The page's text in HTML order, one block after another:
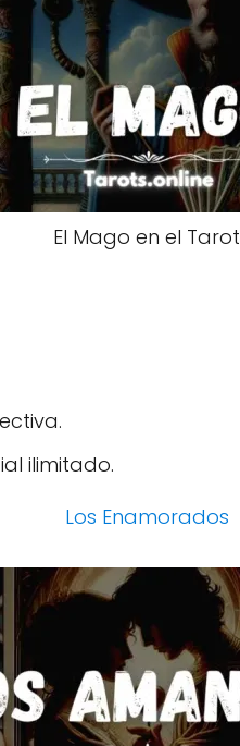
El Mago en el Tarot
ilimitado.
Los Enamorados